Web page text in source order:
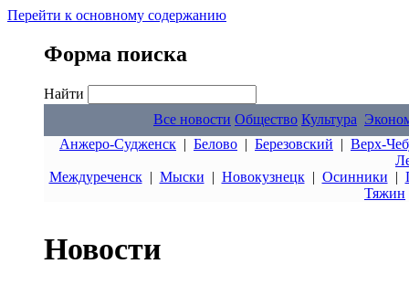
Перейти к основному содержанию
Форма поиска
Найти
Все новости Общество Культура
Анжеро-Судженск | Белово | Березовский | Верх-
Междуреченск| Мыски | Новокузнецк| Осинники |
Тяжин
Новости